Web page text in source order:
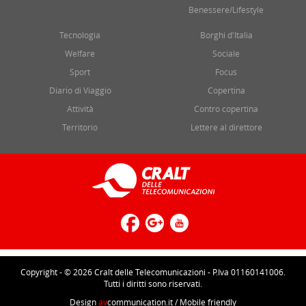
Benessere/Lifestyle
Tecnologia
Welfare
Sport
Diario di Viaggio
Attività
Territorio
Borghi d'Italia
Sociale
Focus
Copertina
Contro copertina
Lettere al direttore
Copyright - © 2026 Cralt delle Telecomunicazioni - P.Iva 01160141006.
Tutti i diritti sono riservati.
Designavcommunication.it/ Mobile friendly